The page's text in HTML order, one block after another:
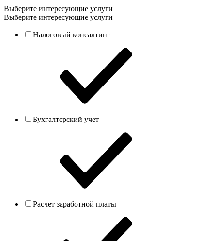
Выберите интересующие услуги
Выберите интересующие услуги
Налоговый консалтинг
Бухгалтерский учет
Расчет заработной платы